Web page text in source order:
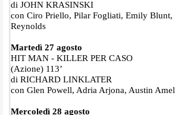
di JOHN KRASINSKI
con Ciro Priello, Pilar Fogliati, Emily Blunt,
Reynolds
Martedì 27 agosto
HIT MAN - KILLER PER CASO
(Azione) 113’
di RICHARD LINKLATER
con Glen Powell, Adria Arjona, Austin
Mercoledì 28 agosto